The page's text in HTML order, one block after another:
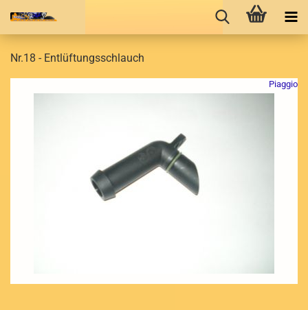
Nr.18 - Entlüftungsschlauch
Piaggio